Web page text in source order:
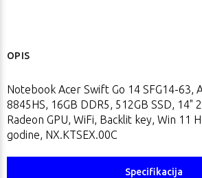
OPIS
Notebook Acer Swift Go 14 SFG14-63,
8845HS, 16GB DDR5, 512GB SSD, 14"
Radeon GPU, WiFi, Backlit key, Win 11
godine, NX.KTSEX.00C
Specifikacija